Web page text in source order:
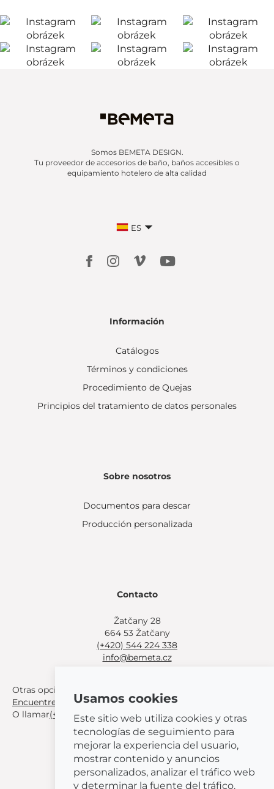
Somos BEMETA DESIGN.
Tu proveedor de accesorios de baño, baños accesibles o
equipamiento hotelero de alta calidad
ES
Información
Catálogos
Términos y condiciones
Procedimiento de Quejas
Principios del tratamiento de datos personales
Sobre nosotros
Documentos para descar
Producción personalizada
Contacto
Žatčany 28
664 53 Žatčany
(+420) 544 224 338
info@bemeta.cz
Otras opciones de compra:
Encuentre un distribuidor cerca de usted
O llamar(+420) 544 224 338.
© 2026 BEMETA
Usamos cookies
Este sitio web utiliza cookies y otras
tecnologías de seguimiento para
mejorar la experiencia del usuario,
mostrar contenido y anuncios
personalizados, analizar el tráfico web
y determinar la fuente del tráfico.